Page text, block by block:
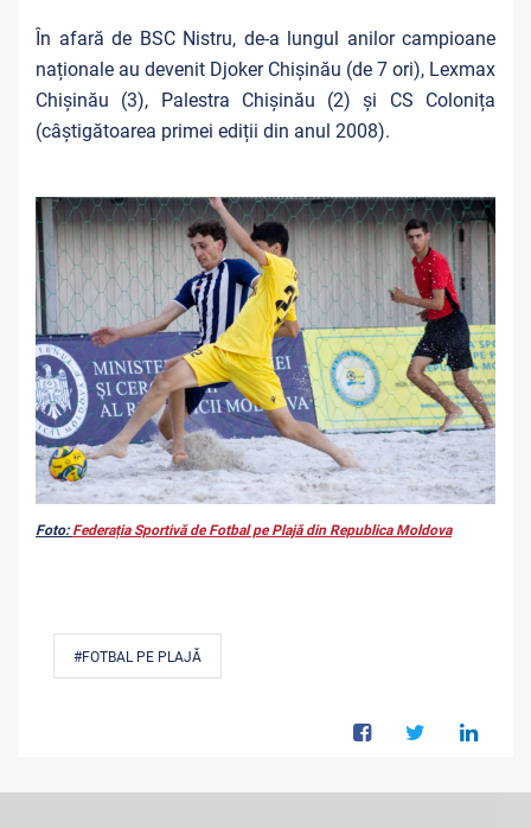
În afară de BSC Nistru, de-a lungul anilor campioane
naționale au devenit Djoker Chișinău (de 7 ori), Lexmax
Chișinău (3), Palestra Chișinău (2) și CS Colonița
(câștigătoarea primei ediții din anul 2008).
Foto: Federația Sportivă de Fotbal pe Plajă din Republica Moldova
#FOTBAL PE PLAJĂ